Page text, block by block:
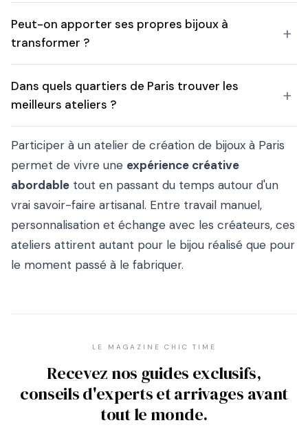
Peut-on apporter ses propres bijoux à
transformer ?
Dans quels quartiers de Paris trouver les
meilleurs ateliers ?
Participer à un atelier de création de bijoux à Paris
permet de vivre une expérience créative
abordable tout en passant du temps autour d'un
vrai savoir-faire artisanal. Entre travail manuel,
personnalisation et échange avec les créateurs, ces
ateliers attirent autant pour le bijou réalisé que pour
le moment passé à le fabriquer.
LE MAGAZINE CHIC TIME
Recevez nos guides exclusifs,
conseils d'experts et arrivages avant
tout le monde.